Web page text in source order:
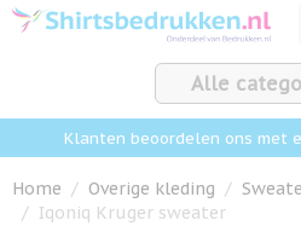
Ga naar de inhoud
Alle
Klanten beoordelen ons met
Home / Overige kleding /
/ Iqoniq Kruger sweater